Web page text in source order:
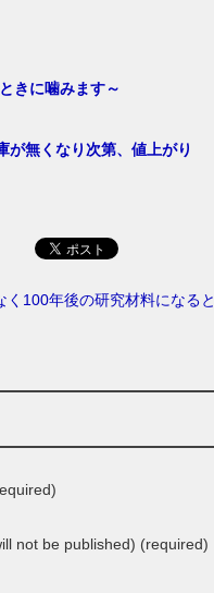
きに噛みます～
無くなり次第、値上がり
100年後の研究材料になると
not be published) (required)